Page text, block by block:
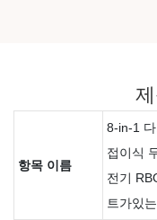
항목 이름
8-in-1
접이식
전기
트가있